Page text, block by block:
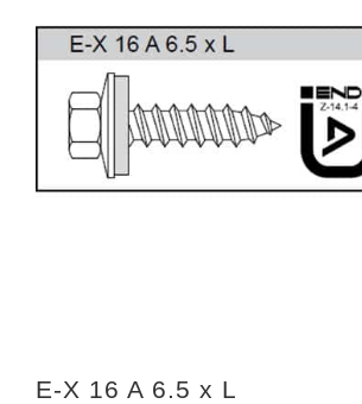
E-X 16 A 6.5 x L